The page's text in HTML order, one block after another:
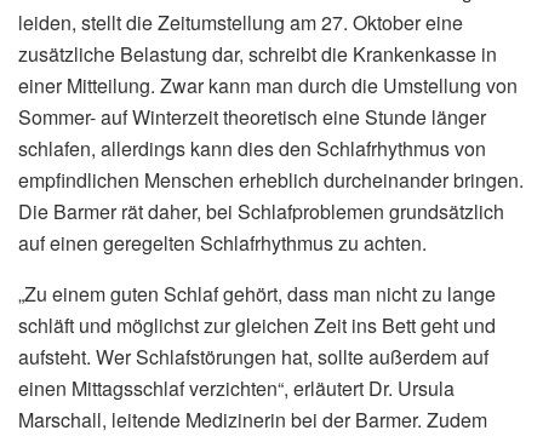
leiden, stellt die Zeitumstellung am 27. Oktober eine
zusätzliche Belastung dar, schreibt die Krankenkasse in
einer Mitteilung. Zwar kann man durch die Umstellung von
Sommer- auf Winterzeit theoretisch eine Stunde länger
schlafen, allerdings kann dies den Schlafrhythmus von
empfindlichen Menschen erheblich durcheinander bringen.
Die Barmer rät daher, bei Schlafproblemen grundsätzlich
auf einen geregelten Schlafrhythmus zu achten.
„Zu einem guten Schlaf gehört, dass man nicht zu lange
schläft und möglichst zur gleichen Zeit ins Bett geht und
aufsteht. Wer Schlafstörungen hat, sollte außerdem auf
einen Mittagsschlaf verzichten“, erläutert Dr. Ursula
Marschall, leitende Medizinerin bei der Barmer. Zudem